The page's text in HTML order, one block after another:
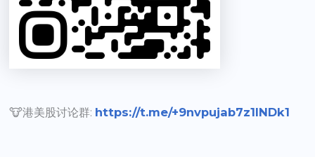
🐮港美股讨论群: https://t.me/+9nvpujab7z1lNDk1